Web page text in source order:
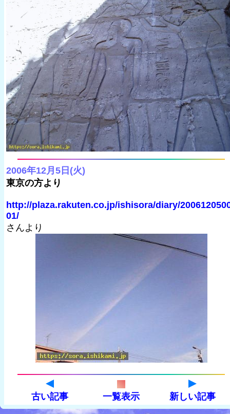
2006年12月5日(火)
東京の方より
http://plaza.rakuten.co.jp/ishisora/diary/
01/
さんより
古い記事 一覧表示 新しい記事